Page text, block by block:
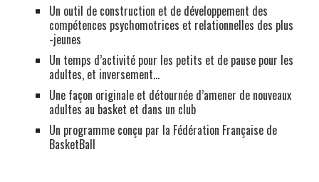
Un outil de construction et de développement des
compétences psychomotrices et relationnelles des plus
-jeunes
Un temps d’activité pour les petits et de pause pour les
adultes, et inversement…
Une façon originale et détournée d’amener de nouveaux
adultes au basket et dans un club
Un programme conçu par la Fédération Française de
BasketBall